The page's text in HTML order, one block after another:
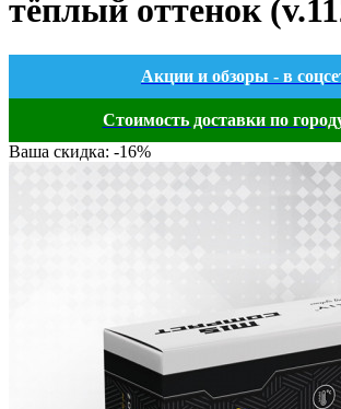
тёплый оттенок
Акции и обзоры - в
Стоимость доставки по
Ваша скидка: -16%